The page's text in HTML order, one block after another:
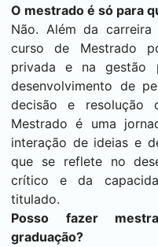
O mestrado é só para
Não. Além da
curso de Mestrado
privada e na gestão
desenvolvimento de
decisão e resolução
Mestrado é uma
interação de ideias e
que se reflete no
crítico e da
titulado.
Posso fazer
graduação?